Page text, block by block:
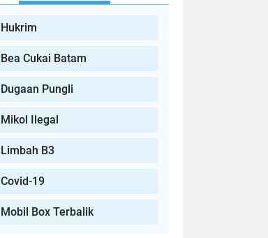
Hukrim
Bea Cukai Batam
Dugaan Pungli
Mikol Ilegal
Limbah B3
Covid-19
Mobil Box Terbalik